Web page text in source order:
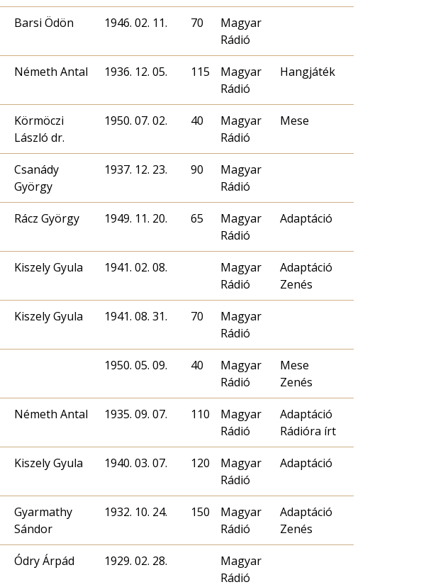
Barsi Ödön 1946. 02. 11. 70
Magyar
Rádió
Németh Antal 1936. 12. 05. 115
Magyar
Rádió
Hangjáték
Körmöczi
László dr.
1950. 07. 02. 40
Magyar
Rádió
Mese
Csanády
György
1937. 12. 23. 90
Magyar
Rádió
Rácz György 1949. 11. 20. 65
Magyar
Rádió
Adaptáció
Kiszely Gyula 1941. 02. 08.
Magyar
Rádió
Adaptáció
Zenés
Kiszely Gyula 1941. 08. 31. 70
Magyar
Rádió
1950. 05. 09. 40
Magyar
Rádió
Mese
Zenés
Németh Antal 1935. 09. 07. 110
Magyar
Rádió
Adaptáció
Rádióra írt
Kiszely Gyula 1940. 03. 07. 120
Magyar
Rádió
Adaptáció
Gyarmathy
Sándor
1932. 10. 24. 150
Magyar
Rádió
Adaptáció
Zenés
Ódry Árpád 1929. 02. 28.
Magyar
Rádió